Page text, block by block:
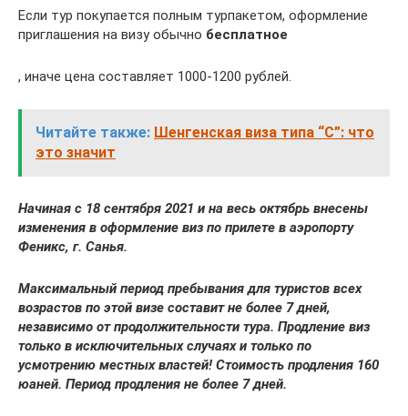
Если тур покупается полным турпакетом, оформление
приглашения на визу обычно бесплатное
, иначе цена составляет 1000-1200 рублей.
Читайте также: Шенгенская виза типа “С”: что
это значит
Hачиная с 18 сентября 2021 и на весь октябрь внесены
изменения в оформление виз по прилете в аэропорту
Феникс, г. Санья.
Максимальный период пребывания для туристов всех
возрастов по этой визе составит не более 7 дней,
независимо от продолжительности тура. Продление виз
только в исключительных случаях и только по
усмотрению местных властей! Стоимость продления 160
юаней. Период продления не более 7 дней.